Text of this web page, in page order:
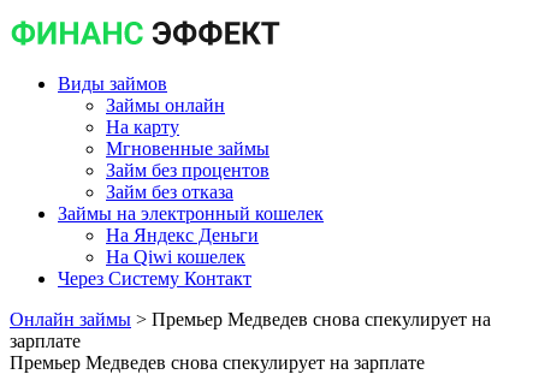
Виды займов
Займы онлайн
На карту
Мгновенные займы
Займ без процентов
Займ без отказа
Займы на электронный кошелек
На Яндекс Деньги
На Qiwi кошелек
Через Систему Контакт
Онлайн займы > Премьер Медведев снова спекулирует на
зарплате
Премьер Медведев снова спекулирует на зарплате